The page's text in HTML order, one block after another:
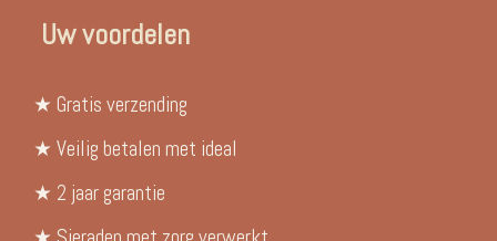
Uw voordelen
★ Gratis verzending
★ Veilig betalen met ideal
★ 2 jaar garantie